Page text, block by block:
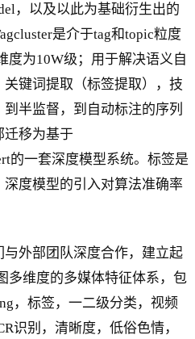
，以及以此为基础衍生出的
是介于tag和topic粒度
度为10W级；用于解决语义自
键词提取（标签提取），技
半监督，到自动标注的序列
迁移为基于
的一套深度模型系统。标签是
度模型的引入对算法准确率
外部团队深度合作，建立起
多维度的多媒体特征体系，包
，标签，一二级分类，视频
识别，清晰度，低俗色情，